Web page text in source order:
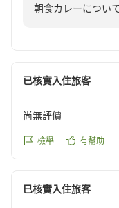
朝食カレーについ
是非次回ご利用の
お忙しい中口コミ
た。
已核實入住旅客
尚無評價
檢舉 有幫助
已核實入住旅客